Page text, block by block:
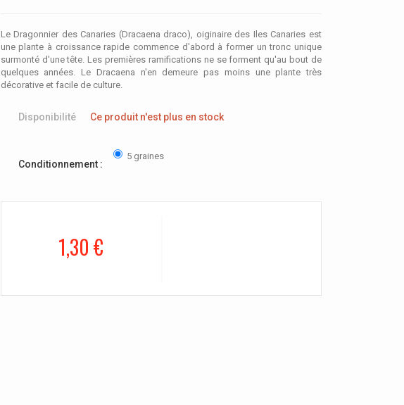
Le Dragonnier des Canaries (Dracaena draco), oiginaire des Iles Canaries est
une plante à croissance rapide commence d'abord à former un tronc unique
surmonté d'une tête. Les premières ramifications ne se forment qu'au bout de
quelques années. Le Dracaena n'en demeure pas moins une plante très
décorative et facile de culture.
Disponibilité Ce produit n'est plus en stock
Conditionnement :
5 graines
1,30 €